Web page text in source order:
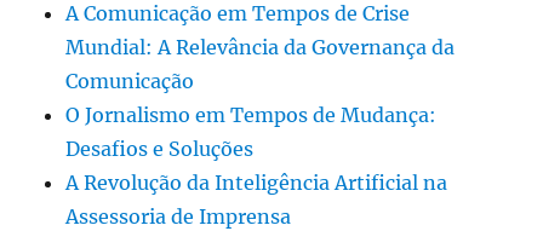
A Comunicação em Tempos de Crise
Mundial: A Relevância da Governança da
Comunicação
O Jornalismo em Tempos de Mudança:
Desafios e Soluções
A Revolução da Inteligência Artificial na
Assessoria de Imprensa